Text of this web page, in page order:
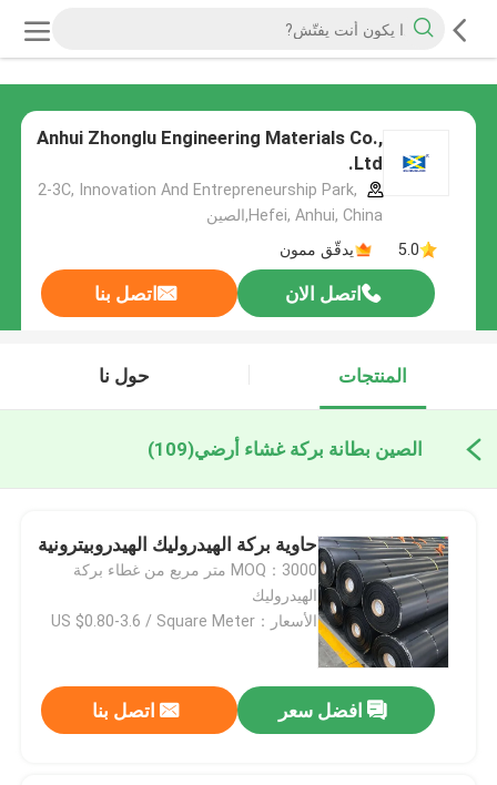
Anhui Zhonglu Engineering Materials Co.,
Ltd.
2-3C, Innovation And Entrepreneurship Park,
Hefei, Anhui, China,الصين
5.0
يدقّق ممون
اتصل الان اتصل بنا
المنتجات حول نا
الصين بطانة بركة غشاء أرضي(109)
حاوية بركة الهيدروليك الهيدروبيترونية
MOQ：3000 متر مربع من غطاء بركة
الهيدروليك
الأسعار：US $0.80-3.6 / Square Meter
افضل سعر اتصل بنا